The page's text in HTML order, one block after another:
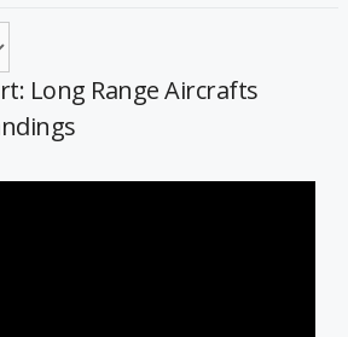
Long Range Aircrafts